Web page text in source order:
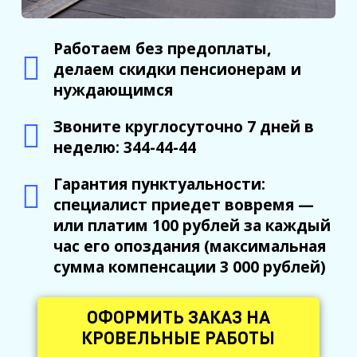
Работаем без предоплаты,
делаем скидки пенсионерам и
нуждающимся
Звоните круглосуточно 7 дней в
неделю: 344-44-44
Гарантия пунктуальности:
специалист приедет вовремя —
или платим 100 рублей за каждый
час его опоздания (максимальная
сумма компенсации 3 000 рублей)
ОФОРМИТЬ ЗАКАЗ НА
КРОВЕЛЬНЫЕ РАБОТЫ